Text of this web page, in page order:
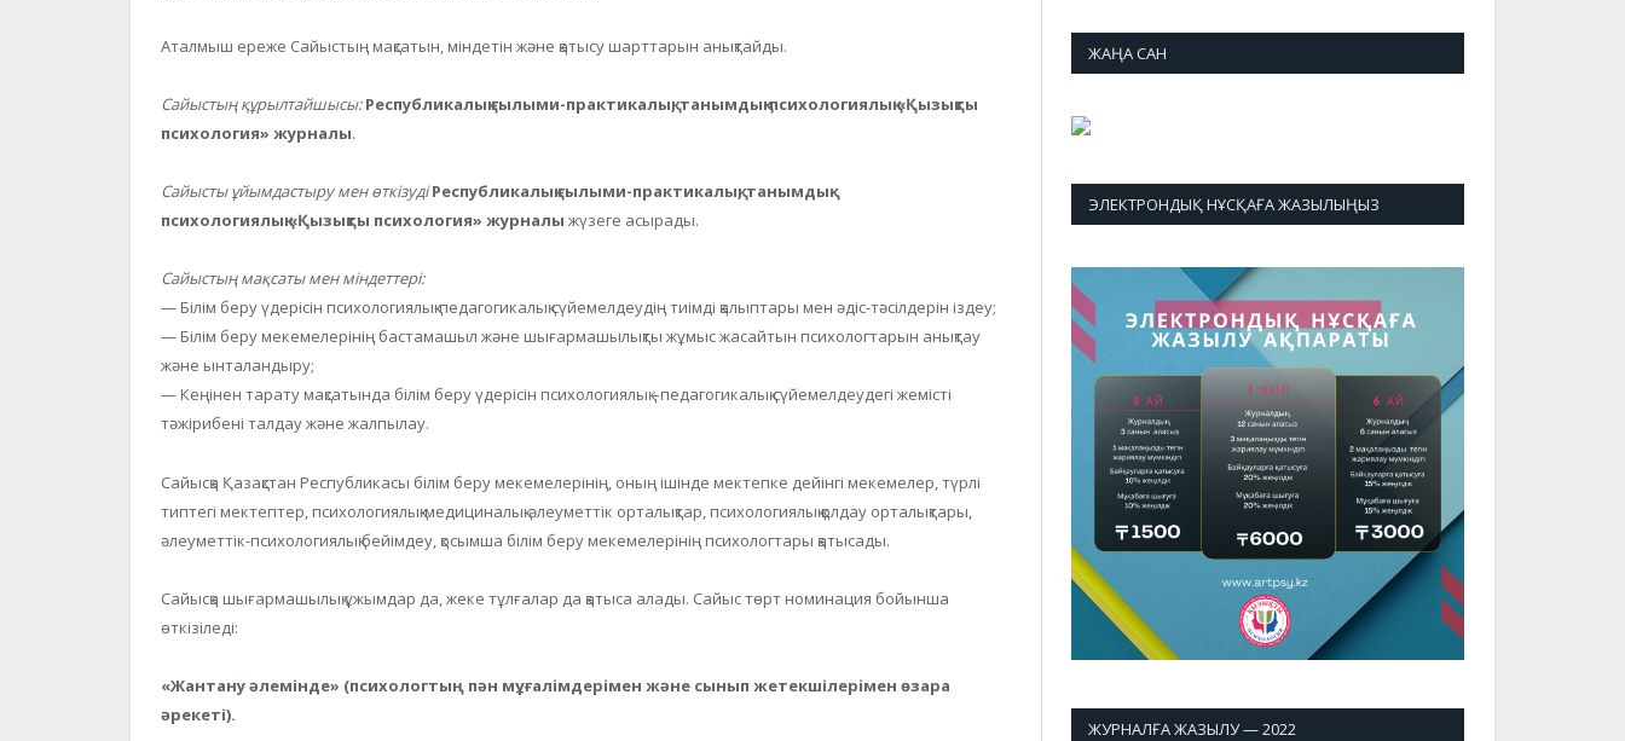
Аталмыш ереже Сайыстың мақсатын, міндетін және қатысу шарттарын анықтайды.
Сайыстың құрылтайшысы: Республикалық ғылыми-практикалық, танымдық-психологиялық «Қызықты
психология» журналы.
Сайысты ұйымдастыру мен өткізуді Республикалық ғылыми-практикалық, танымдық-
психологиялық «Қызықты психология» журналы жүзеге асырады.
Сайыстың мақсаты мен міндеттері:
— Білім беру үдерісін психологиялық-педагогикалық сүйемелдеудің тиімді қалыптары мен әдіс-тәсілдерін іздеу;
— Білім беру мекемелерінің бастамашыл және шығармашылықты жұмыс жасайтын психологтарын анықтау
және ынталандыру;
— Кеңінен тарату мақсатында білім беру үдерісін психологиялық –педагогикалық сүйемелдеудегі жемісті
тәжірибені талдау және жалпылау.
Сайысқа Қазақстан Республикасы білім беру мекемелерінің, оның ішінде мектепке дейінгі мекемелер, түрлі
типтегі мектептер, психологиялық-медициналық-әлеуметтік орталықтар, психологиялық қолдау орталықтары,
әлеуметтік-психологиялық бейімдеу, қосымша білім беру мекемелерінің психологтары қатысады.
Сайысқа шығармашылық ұжымдар да, жеке тұлғалар да қатыса алады. Сайыс төрт номинация бойынша
өткізіледі:
«Жантану әлемінде» (психологтың пән мұғалімдерімен және сынып жетекшілерімен өзара
әрекеті).
ЖАҢА САН
ЭЛЕКТРОНДЫҚ НҰСҚАҒА ЖАЗЫЛЫҢЫЗ
ЖУРНАЛҒА ЖАЗЫЛУ — 2022